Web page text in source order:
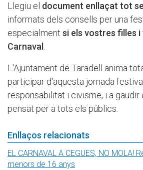
Llegiu el document enllaçat tot
informats dels consells per una
especialment si els vostres filles i
Carnaval
L'Ajuntament de Taradell anima
participar d'aquesta jornada
responsabilitat i civisme, i a gaudir
pensat per a tots els públics.
Enllaços relacionats
EL CARNAVAL A CEGUES, NO
menors de 16 anys